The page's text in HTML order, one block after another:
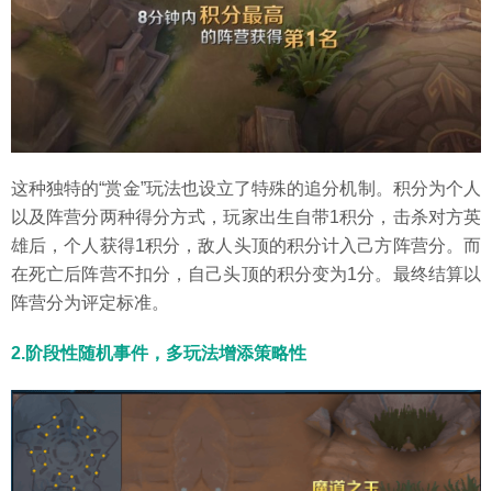
这种独特的“赏金”玩法也设立了特殊的追分机制。积分为个人
以及阵营分两种得分方式，玩家出生自带1积分，击杀对方英
雄后，个人获得1积分，敌人头顶的积分计入己方阵营分。而
在死亡后阵营不扣分，自己头顶的积分变为1分。最终结算以
阵营分为评定标准。
2.阶段性随机事件，多玩法增添策略性